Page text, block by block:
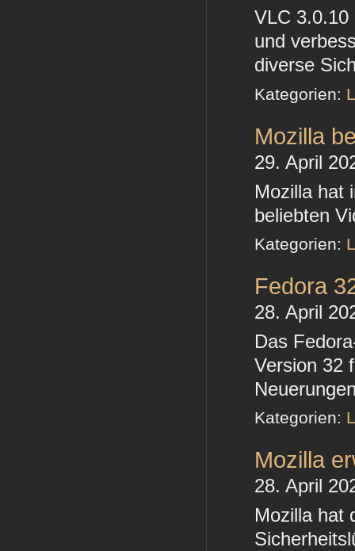
VLC 3.0.10
und
diverse
Kategorien:
Mozilla
29. April
Mozilla hat
beliebten
Kategorien:
Fedora
28. April
Das
Version 32
Kategorien:
Mozilla
28. April
Mozilla hat